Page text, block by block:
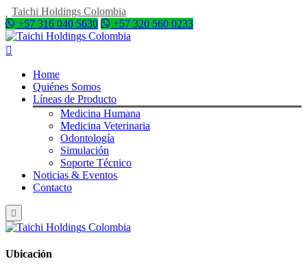
Taichi Holdings Colombia
+57 316 040 5630
+57 320 560 0233
Home
Quiénes Somos
Líneas de Producto
Medicina Humana
Medicina Veterinaria
Odontología
Simulación
Soporte Técnico
Noticias & Eventos
Contacto
Ubicación